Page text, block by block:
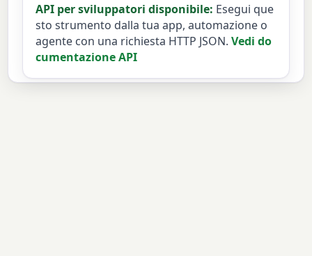
API per sviluppatori disponibile: Esegui que
sto strumento dalla tua app, automazione o
agente con una richiesta HTTP JSON. Vedi do
cumentazione API